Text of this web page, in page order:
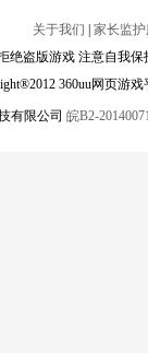
关于我们
家长监
绝盗版游戏 注意自我
360uu网页游
有限公司 皖B2-